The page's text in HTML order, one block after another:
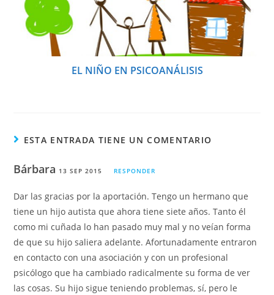
EL NIÑO EN PSICOANÁLISIS
ESTA ENTRADA TIENE UN COMENTARIO
Bárbara 13 SEP 2015 RESPONDER
Dar las gracias por la aportación. Tengo un hermano que
tiene un hijo autista que ahora tiene siete años. Tanto él
como mi cuñada lo han pasado muy mal y no veían forma
de que su hijo saliera adelante. Afortunadamente entraron
en contacto con una asociación y con un profesional
psicólogo que ha cambiado radicalmente su forma de ver
las cosas. Su hijo sigue teniendo problemas, sí, pero le